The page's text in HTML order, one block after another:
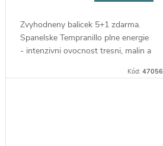
Zvyhodneny balicek 5+1 zdarma.
Spanelske Tempranillo plne energie
- intenzivni ovocnost tresni, malin a
mentolu.
Kód:47056